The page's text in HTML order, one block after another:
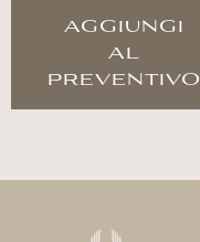
aggiungi
al
preventivo